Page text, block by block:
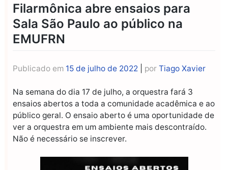
Filarmônica abre ensaios para
Sala São Paulo ao público na
EMUFRN
Publicado em 15 de julho de 2022 por Tiago Xavier
Na semana do dia 17 de julho, a orquestra fará 3
ensaios abertos a toda a comunidade acadêmica e ao
público geral. O ensaio aberto é uma oportunidade de
ver a orquestra em um ambiente mais descontraído.
Não é necessário se inscrever.